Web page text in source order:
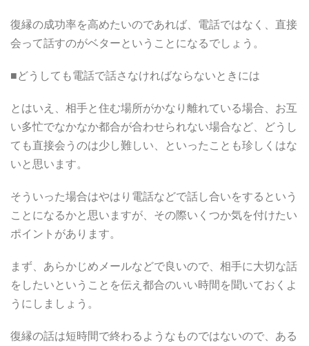
復縁の成功率を高めたいのであれば、電話ではなく、直接
会って話すのがベターということになるでしょう。
■どうしても電話で話さなければならないときには
とはいえ、相手と住む場所がかなり離れている場合、お互
い多忙でなかなか都合が合わせられない場合など、どうし
ても直接会うのは少し難しい、といったことも珍しくはな
いと思います。
そういった場合はやはり電話などで話し合いをするという
ことになるかと思いますが、その際いくつか気を付けたい
ポイントがあります。
まず、あらかじめメールなどで良いので、相手に大切な話
をしたいということを伝え都合のいい時間を聞いておくよ
うにしましょう。
復縁の話は短時間で終わるようなものではないので、ある